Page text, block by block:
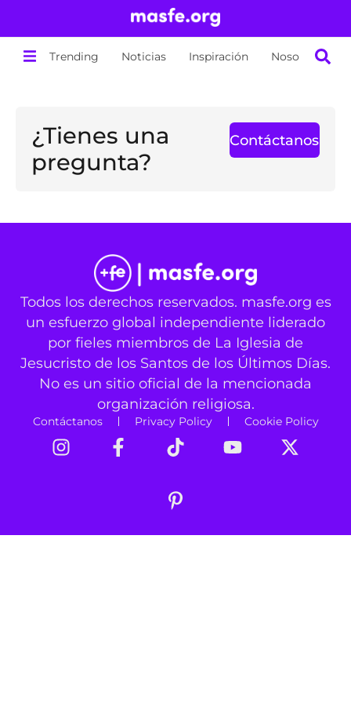
Trending Noticias Inspiración Nosotros
¿Tienes una
pregunta?
Contáctanos
Todos los derechos reservados. masfe.org es
un esfuerzo global independiente liderado
por fieles miembros de La Iglesia de
Jesucristo de los Santos de los Últimos Días.
No es un sitio oficial de la mencionada
organización religiosa.
Contáctanos Privacy Policy Cookie Policy